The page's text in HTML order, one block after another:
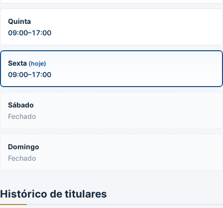
Quinta
09:00–17:00
Sexta (hoje)
09:00–17:00
Sábado
Fechado
Domingo
Fechado
Histórico de titulares